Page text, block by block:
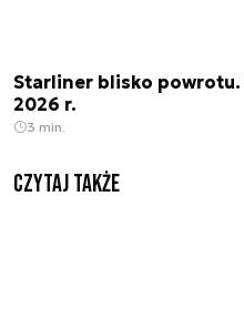
Starliner blisko powrotu.
2026 r.
3 min.
Czytaj także